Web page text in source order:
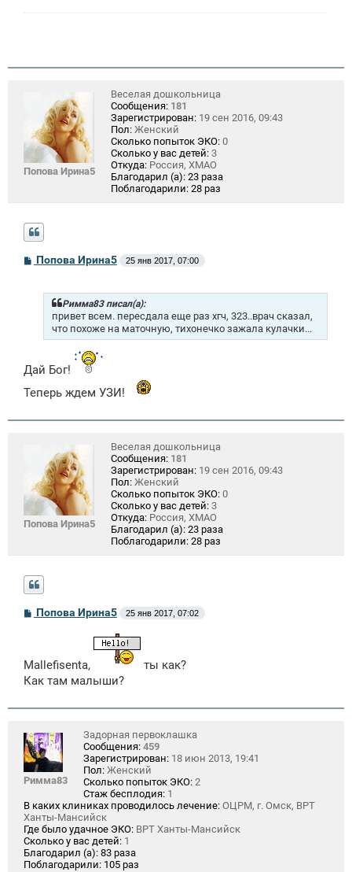
Попова Ирина5
Веселая дошкольница
Сообщения: 181
Зарегистрирован: 19 сен 2016, 09:43
Пол: Женский
Сколько попыток ЭКО: 0
Сколько у вас детей: 3
Откуда: Россия, ХМАО
Благодарил (а): 23 раза
Поблагодарили: 28 раз
С
о
Попова Ирина5 25 янв 2017, 07:00
Римма83 писал(а):
привет всем. пересдала еще раз хгч, 323..врач сказал,
что похоже на маточную, тихонечко зажала кулачки...
Дай Бог!
Теперь ждем УЗИ!
Попова Ирина5
Веселая дошкольница
Сообщения: 181
Зарегистрирован: 19 сен 2016, 09:43
Пол: Женский
Сколько попыток ЭКО: 0
Сколько у вас детей: 3
Откуда: Россия, ХМАО
Благодарил (а): 23 раза
Поблагодарили: 28 раз
С
е
н
и
Попова Ирина5 25 янв 2017, 07:02
Mallefisenta,
ты как?
Как там малыши?
Римма83
Задорная первоклашка
Сообщения: 459
Зарегистрирован: 18 июн 2013, 19:41
Пол: Женский
Сколько попыток ЭКО: 2
Стаж бесплодия: 1
В каких клиниках проводилось лечение: ОЦРМ, г. Омск, ВРТ
Ханты-Мансийск
Где было удачное ЭКО: ВРТ Ханты-Мансийск
Сколько у вас детей: 1
Благодарил (а): 83 раза
Поблагодарили: 105 раз